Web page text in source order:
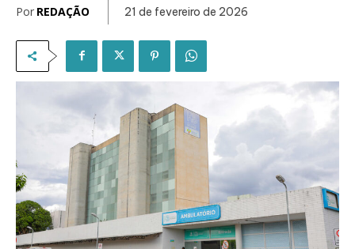
Por REDAÇÃO 21 de fevereiro de 2026